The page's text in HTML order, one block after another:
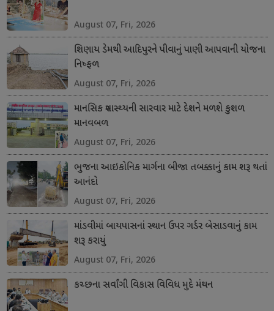
August 07, Fri, 2026
શિણાય ડેમથી આદિપુરને પીવાનું પાણી આપવાની યોજના
નિષ્ફળ
August 07, Fri, 2026
માનસિક સ્વાસ્થ્યની સારવાર માટે દેશને મળશે કુશળ
માનવબળ
August 07, Fri, 2026
ભુજના આઇકોનિક માર્ગના બીજા તબક્કાનું કામ શરૂ થતાં
આનંદો
August 07, Fri, 2026
માંડવીમાં બાયપાસનાં સ્થાન ઉપર ગર્ડર બેસાડવાનું કામ
શરૂ કરાયું
August 07, Fri, 2026
કચ્છના સર્વાંગી વિકાસ વિવિધ મુદે મંથન